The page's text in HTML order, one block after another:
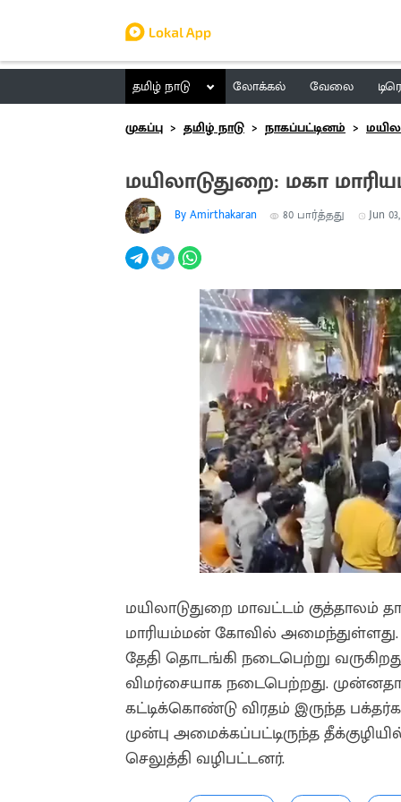
தமிழ் நாடு லோக்கல் வேலை
முகப்பு
தமிழ் நாடு நாகப்பட்டினம்
மயிலாடுதுறை: மகா
By Amirthakaran 80 பார்த்தது Jun
மயிலாடுதுறை மாவட்டம் குத்தாலம்
மாரியம்மன் கோவில் அமைந்துள்ளது.
தேதி தொடங்கி நடைபெற்று
விமர்சையாக நடைபெற்றது.
கட்டிக்கொண்டு விரதம் இருந்த
முன்பு அமைக்கப்பட்டிருந்த
செலுத்தி வழிபட்டனர்.